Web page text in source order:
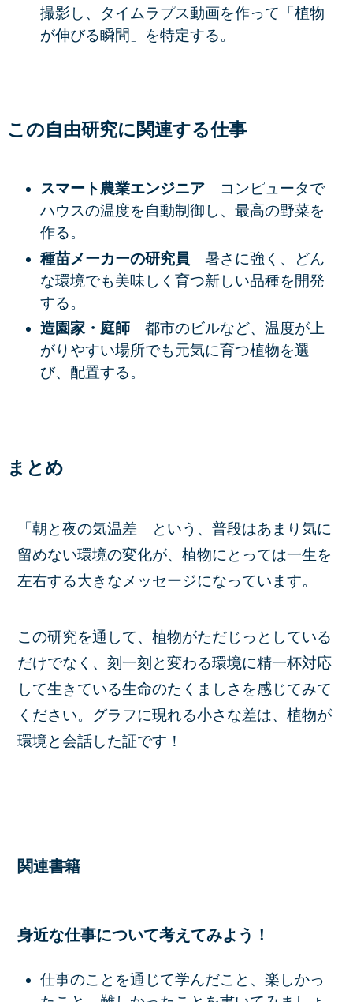
撮影し、タイムラプス動画を作って「植物
が伸びる瞬間」を特定する。
この自由研究に関連する仕事
スマート農業エンジニア
コンピュータで
ハウスの温度を自動制御し、最高の野菜を
作る。
種苗メーカーの研究員 暑さに強く、どん
な環境でも美味しく育つ新しい品種を開発
する。
造園家・庭師 都市のビルなど、温度が上
がりやすい場所でも元気に育つ植物を選
び、配置する。
まとめ
「朝と夜の気温差」という、普段はあまり気に
留めない環境の変化が、植物にとっては一生を
左右する大きなメッセージになっています。
この研究を通して、植物がただじっとしている
だけでなく、刻一刻と変わる環境に精一杯対応
して生きている生命のたくましさを感じてみて
ください。グラフに現れる小さな差は、植物が
環境と会話した証です！
関連書籍
身近な仕事について考えてみよう！
仕事のことを通じて学んだこと、楽しかっ